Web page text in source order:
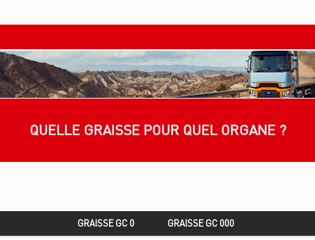
QUELLE GRAISSE POUR QUEL ORGANE ?
GRAISSE GC 0
GRAISSE GC 000